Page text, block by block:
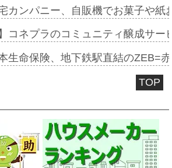
カンパニー、自販機でお菓子や
コネプラのコミュニティ醸成サ
生命保険、地下鉄駅直結のZEB=
TOP